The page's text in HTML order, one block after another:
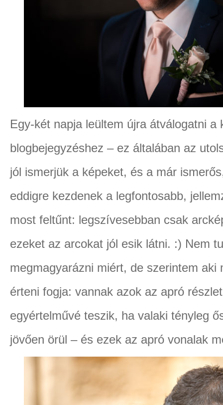
Egy-két napja leültem újra átválogatni a
blogbejegyzéshez – ez általában az
jól ismerjük a képeket, és a már
eddigre kezdenek a legfontosabb,
most feltűnt: legszívesebban csak
ezeket az arcokat jól esik látni. :) Nem
megmagyarázni miért, de szerintem
érteni fogja: vannak azok az apró
egyértelművé teszik, ha valaki tényleg
jövően örül – és ezek az apró vonalak